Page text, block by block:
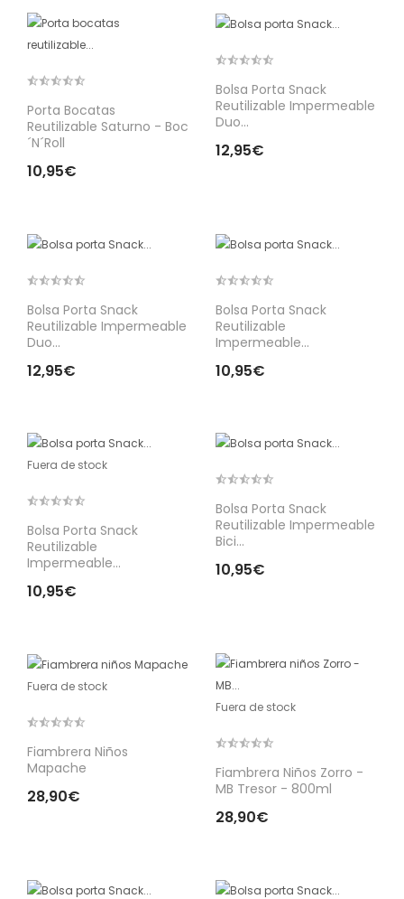
Porta Bocatas
Reutilizable Saturno - Boc
´n´roll
10,95€
Bolsa Porta Snack
Reutilizable Impermeable
Duo...
12,95€
Bolsa Porta Snack
Reutilizable Impermeable
Duo...
12,95€
Bolsa Porta Snack
Reutilizable
Impermeable...
10,95€
Fuera de stock
Bolsa Porta Snack
Reutilizable
Impermeable...
10,95€
Bolsa Porta Snack
Reutilizable Impermeable
Bici...
10,95€
Fuera de stock
Fiambrera Niños
Mapache
28,90€
Fuera de stock
Fiambrera Niños Zorro -
MB Tresor - 800ml
28,90€